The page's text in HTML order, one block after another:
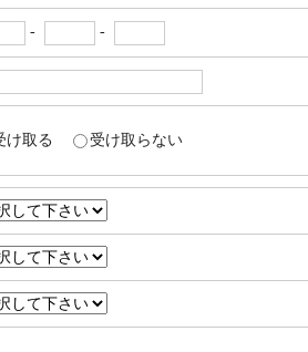
- -
け取る 受け取らない